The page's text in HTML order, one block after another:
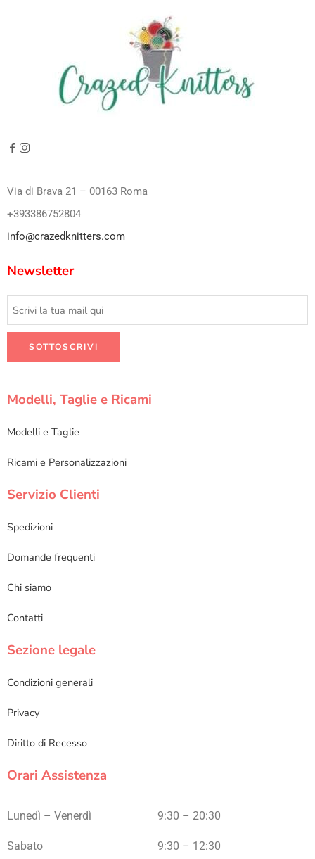
Via di Brava 21 – 00163 Roma
+393386752804
info@crazedknitters.com
Newsletter
Modelli, Taglie e Ricami
Modelli e Taglie
Ricami e Personalizzazioni
Servizio Clienti
Spedizioni
Domande frequenti
Chi siamo
Contatti
Sezione legale
Condizioni generali
Privacy
Diritto di Recesso
Orari Assistenza
Lunedì – Venerdì 9:30 – 20:30
Sabato 9:30 – 12:30